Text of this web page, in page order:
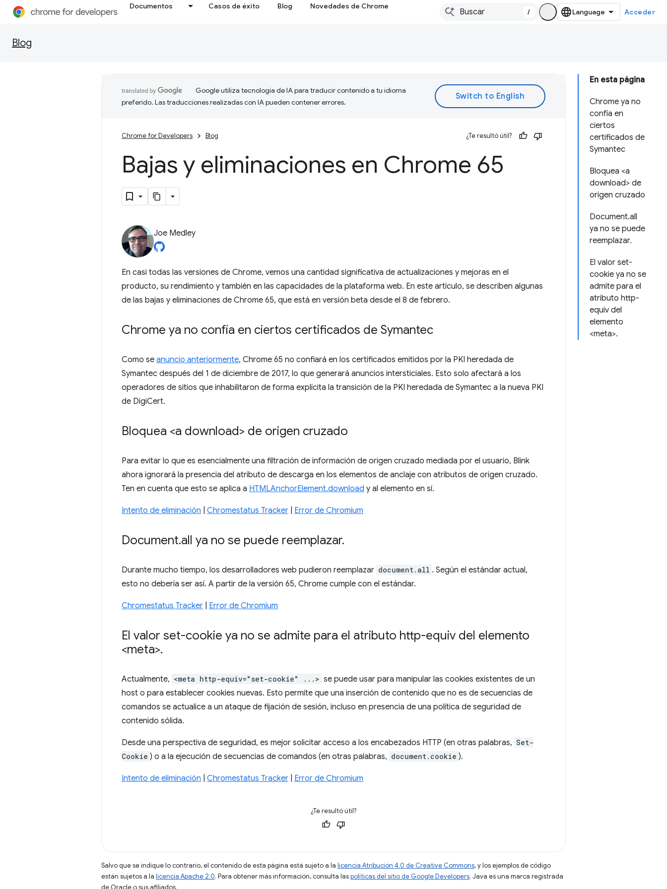
Documentos Casos de éxito Blog Novedades de Chrome
/ Acceder
Blog
En esta página
Chrome ya no
confía en
ciertos
certificados de
Symantec
Bloquea <a
download> de
origen cruzado
Document.all
ya no se puede
reemplazar.
El valor set-
cookie ya no se
admite para el
atributo http-
equiv del
elemento
<meta>.
Google utiliza tecnología de IA para traducir contenido a tu idioma
preferido. Las traducciones realizadas con IA pueden contener errores.
Chrome for Developers Blog ¿Te resultó útil?
Bajas y eliminaciones en Chrome 65
Joe Medley
En casi todas las versiones de Chrome, vemos una cantidad significativa de actualizaciones y mejoras en el
producto, su rendimiento y también en las capacidades de la plataforma web. En este artículo, se describen algunas
de las bajas y eliminaciones de Chrome 65, que está en versión beta desde el 8 de febrero.
Chrome ya no confía en ciertos certificados de Symantec
Como se anuncio anteriormente, Chrome 65 no confiará en los certificados emitidos por la PKI heredada de
Symantec después del 1 de diciembre de 2017, lo que generará anuncios intersticiales. Esto solo afectará a los
operadores de sitios que inhabilitaron de forma explícita la transición de la PKI heredada de Symantec a la nueva PKI
de DigiCert.
Bloquea <a download> de origen cruzado
Para evitar lo que es esencialmente una filtración de información de origen cruzado mediada por el usuario, Blink
ahora ignorará la presencia del atributo de descarga en los elementos de anclaje con atributos de origen cruzado.
Ten en cuenta que esto se aplica a HTMLAnchorElement.download y al elemento en sí.
Intento de eliminación Chromestatus Tracker Error de Chromium
Document.all ya no se puede reemplazar.
Durante mucho tiempo, los desarrolladores web pudieron reemplazar document.all . Según el estándar actual,
esto no debería ser así. A partir de la versión 65, Chrome cumple con el estándar.
Chromestatus Tracker Error de Chromium
El valor set-cookie ya no se admite para el atributo http-equiv del elemento
<meta>.
Actualmente, <meta http-equiv="set-cookie" ...> se puede usar para manipular las cookies existentes de un
host o para establecer cookies nuevas. Esto permite que una inserción de contenido que no es de secuencias de
comandos se actualice a un ataque de fijación de sesión, incluso en presencia de una política de seguridad de
contenido sólida.
Desde una perspectiva de seguridad, es mejor solicitar acceso a los encabezados HTTP (en otras palabras, Set-
Cookie ) o a la ejecución de secuencias de comandos (en otras palabras, document.cookie ).
Intento de eliminación Chromestatus Tracker Error de Chromium
¿Te resultó útil?
Salvo que se indique lo contrario, el contenido de esta página está sujeto a la licencia Atribución 4.0 de Creative Commons, y los ejemplos de código
están sujetos a la licencia Apache 2.0. Para obtener más información, consulta laspolíticas del sitio de Google Developers. Java es una marca registrada
de Oracle o sus afiliados.